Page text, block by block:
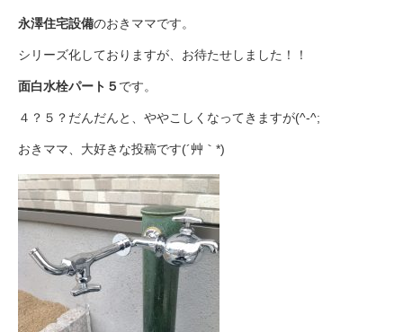
永澤住宅設備のおきママです。
シリーズ化しておりますが、お待たせしました！！
面白水栓パート５ です。
４？５？だんだんと、ややこしくなってきますが(^-^;
おきママ、大好きな投稿です(´艸｀*)